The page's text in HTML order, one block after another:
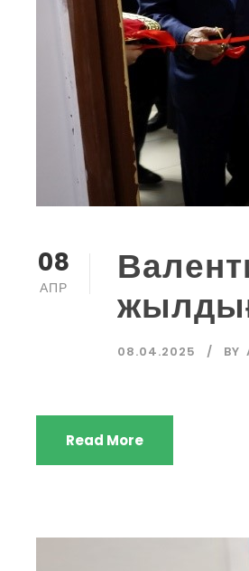
08
АПР
08.04.2025 BY
Read More